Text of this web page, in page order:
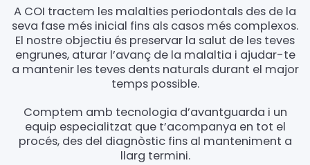
A COI tractem les malalties periodontals des de la
seva fase més inicial fins als casos més complexos.
El nostre objectiu és preservar la salut de les teves
engrunes, aturar l’avanç de la malaltia i ajudar-te
a mantenir les teves dents naturals durant el major
temps possible.
Comptem amb tecnologia d’avantguarda i un
equip especialitzat que t’acompanya en tot el
procés, des del diagnòstic fins al manteniment a
llarg termini.